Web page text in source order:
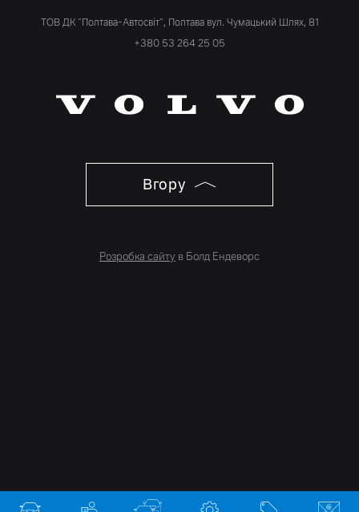
ТОВ ДК "Полтава-Автосвіт", Полтава вул. Чумацький Шлях, 81
+380 53 264 25 05
Вгору
Розробка сайту в Болд Ендеворс